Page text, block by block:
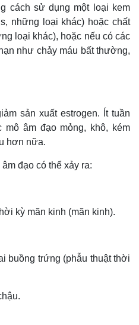
cách sử dụng một loại kem
những loại khác) hoặc chất
loại khác), hoặc nếu có các
như chảy máu bất thường,
sản xuất estrogen. Ít tuần
mô âm đạo mỏng, khô, kém
hơn nữa.
đạo có thể xảy ra:
kỳ mãn kinh (mãn kinh).
buồng trứng (phẫu thuật thời